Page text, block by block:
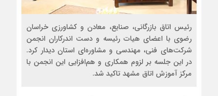
رئیس اتاق بازرگانی، صنایع، معادن و کشاورزی خراسان
رضوی با اعضای هیات رئیسه و دست اندرکاران انجمن
شرکت‌های فنی، مهندسی و مشاوره‌ای استان دیدار کرد.
در این جلسه بر لزوم همکاری و هم‌افزایی این انجمن با
مرکز آموزش اتاق مشهد تاکید شد.